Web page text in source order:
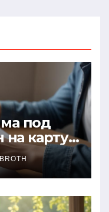
под
на карту
порядок,